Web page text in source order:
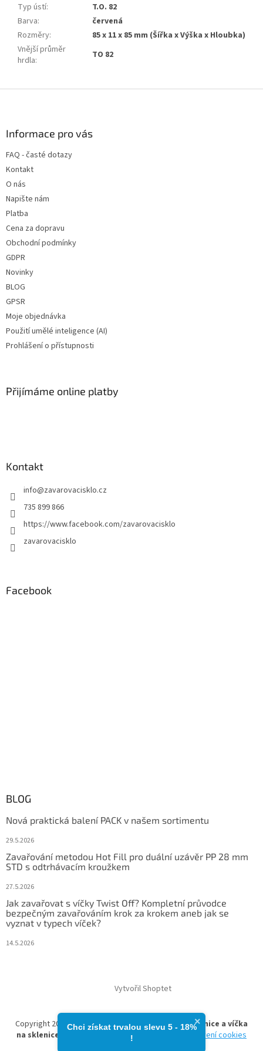
Typ ústí:
T.O. 82
Barva:
červená
Rozměry:
85 x 11 x 85 mm (Šířka x Výška x Hloubka)
Vnější průměr
hrdla: TO 82
Informace pro vás
FAQ - časté dotazy
Kontakt
O nás
Napište nám
Platba
Cena za dopravu
Obchodní podmínky
GDPR
Novinky
BLOG
GPSR
Moje objednávka
Použití umělé inteligence (AI)
Prohlášení o přístupnosti
Přijímáme online platby
Kontakt
info@zavarovacisklo.cz
735 899 866
https://www.facebook.com/zavarovacisklo
zavarovacisklo
Facebook
BLOG
Nová praktická balení PACK v našem sortimentu
29.5.2026
Zavařování metodou Hot Fill pro duální uzávěr PP 28 mm
STD s odtrhávacím kroužkem
27.5.2026
Jak zavařovat s víčky Twist Off? Kompletní průvodce
bezpečným zavařováním krok za krokem aneb jak se
vyznat v typech víček?
14.5.2026
Vytvořil Shoptet
Copyright 2026zavarovacisklo.cz | Zavařovací sklenice a víčka
na sklenice
. Všechna práva vyhrazena. Upravit nastavení cookies
×
Chci získat trvalou slevu 5 - 18%​
!